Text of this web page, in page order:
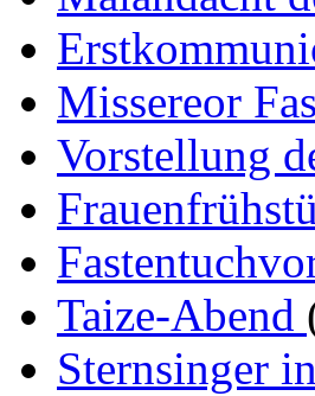
Missereor
Vorstellung
Taize-Abend
Sternsinger